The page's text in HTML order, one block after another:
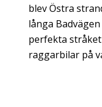
blev Östra
långa
perfekta
raggarbilar på